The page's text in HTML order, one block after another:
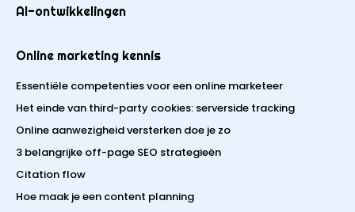
AI-ontwikkelingen
Online marketing kennis
Essentiële competenties voor een online marketeer
Het einde van third-party cookies: serverside tracking
Online aanwezigheid versterken doe je zo
3 belangrijke off-page SEO strategieën
Citation flow
Hoe maak je een content planning